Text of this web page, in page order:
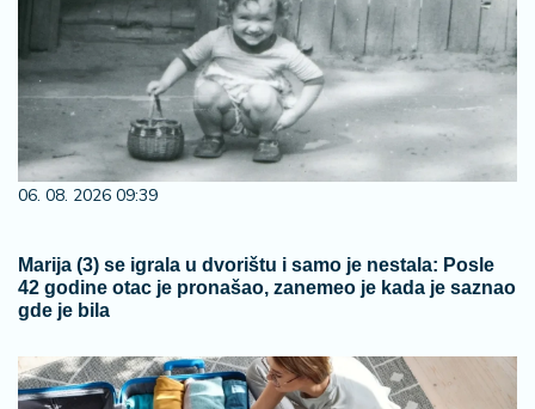
06. 08. 2026 09:39
Marija (3) se igrala u dvorištu i samo je nestala: Posle
42 godine otac je pronašao, zanemeo je kada je saznao
gde je bila